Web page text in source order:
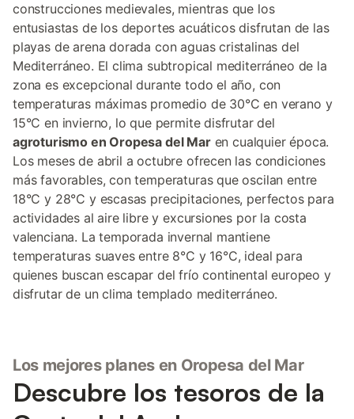
construcciones medievales, mientras que los
entusiastas de los deportes acuáticos disfrutan de las
playas de arena dorada con aguas cristalinas del
Mediterráneo. El clima subtropical mediterráneo de la
zona es excepcional durante todo el año, con
temperaturas máximas promedio de 30°C en verano y
15°C en invierno, lo que permite disfrutar del
agroturismo en Oropesa del Maren cualquier época.
Los meses de abril a octubre ofrecen las condiciones
más favorables, con temperaturas que oscilan entre
18°C y 28°C y escasas precipitaciones, perfectos para
actividades al aire libre y excursiones por la costa
valenciana. La temporada invernal mantiene
temperaturas suaves entre 8°C y 16°C, ideal para
quienes buscan escapar del frío continental europeo y
disfrutar de un clima templado mediterráneo.
Los mejores planes en Oropesa del Mar
Descubre los tesoros de la